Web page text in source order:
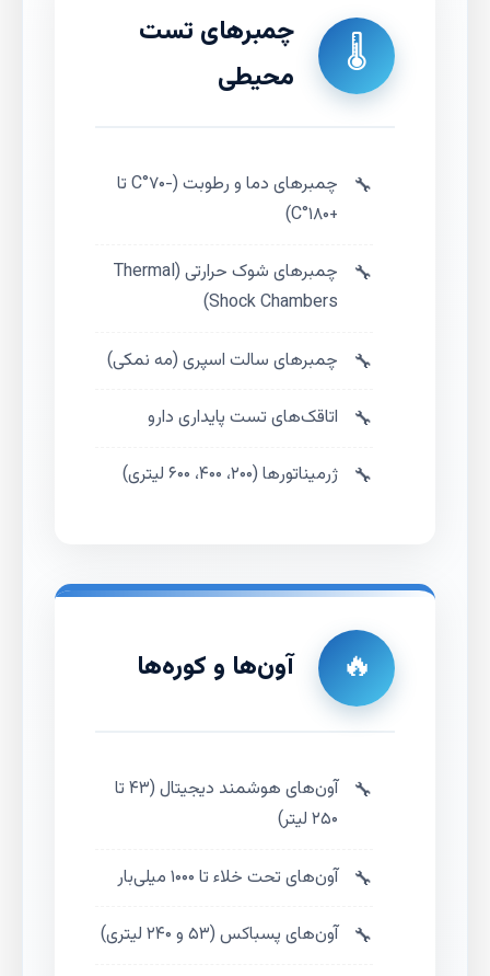
🌡️
چمبرهای تست
محیطی
چمبرهای دما و رطوبت (-۷۰°C تا
+۱۸۰°C)
چمبرهای شوک حرارتی (Thermal
Shock Chambers)
چمبرهای سالت اسپری (مه نمکی)
اتاقک‌های تست پایداری دارو
ژرمیناتورها (۲۰۰، ۴۰۰، ۶۰۰ لیتری)
🔥 آون‌ها و کوره‌ها
آون‌های هوشمند دیجیتال (۴۳ تا
۲۵۰ لیتر)
آون‌های تحت خلاء تا ۱۰۰۰ میلی‌بار
آون‌های پسباکس (۵۳ و ۲۴۰ لیتری)